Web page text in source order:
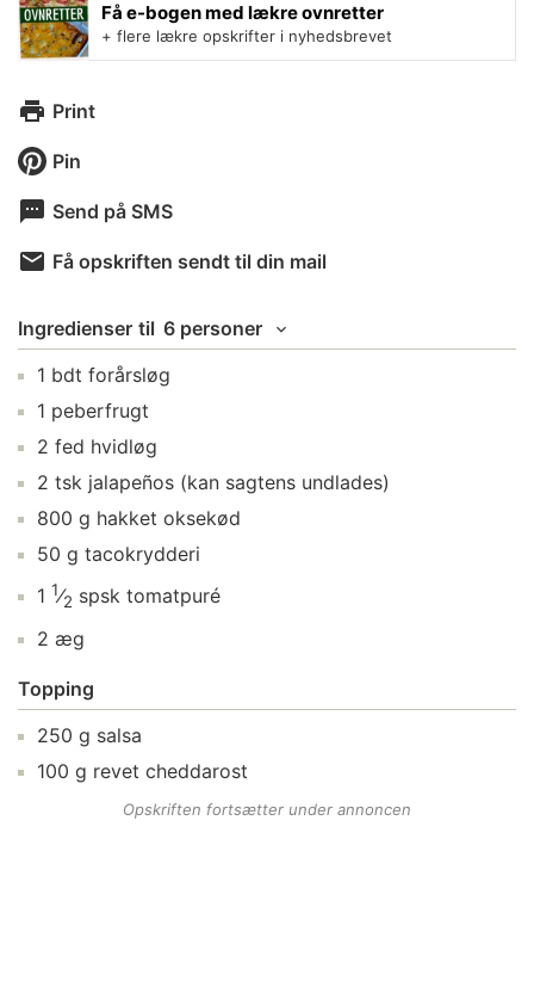
Få e-bogen med lækre ovnretter
+ flere lækre opskrifter i nyhedsbrevet
Print
Pin
Send på SMS
Få opskriften sendt til din mail
Ingredienser til 6 personer
1 bdt forårsløg
1 peberfrugt
2 fed hvidløg
2 tsk jalapeños (kan sagtens undlades)
800 g hakket oksekød
50 g tacokrydderi
1 1⁄2 spsk tomatpuré
2 æg
Topping
250 g salsa
100 g revet cheddarost
Opskriften fortsætter under annoncen